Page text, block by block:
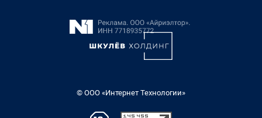
© ООО «Интернет Технологии»